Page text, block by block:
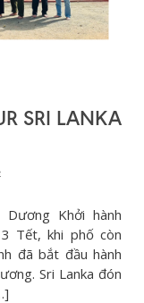
SRI LANKA
Khởi hành
Tết, khi phố còn
đã bắt đầu hành
Sri Lanka đón